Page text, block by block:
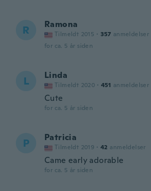
R Ramona
Tilmeldt 2015 · 357 anmeldelser
for ca. 5 år siden
L Linda
Tilmeldt 2020 · 451 anmeldelser
Cute
for ca. 5 år siden
P Patricia
Tilmeldt 2019 · 42 anmeldelser
Came early adorable
for ca. 5 år siden